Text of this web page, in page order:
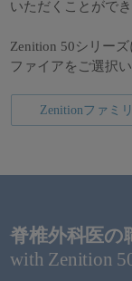
いただくことがで
Zenition 50シリー
ファイアをご選択
Zenitionファミ
脊椎外科医の
with Zenition